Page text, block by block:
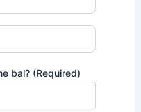
bal? (Required)